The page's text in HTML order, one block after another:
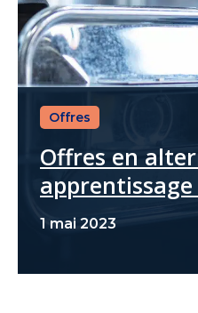
Offres
Offres en
apprentissage
1 mai 2023